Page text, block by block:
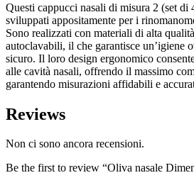
Questi cappucci nasali di misura 2 (set di
sviluppati appositamente per i
Sono realizzati con materiali di alta
autoclavabili, il che garantisce un’igiene
sicuro. Il loro design ergonomico
alle cavità nasali, offrendo il massimo
garantendo misurazioni affidabili e
Reviews
Non ci sono ancora recensioni.
Be the first to review “Oliva nasale